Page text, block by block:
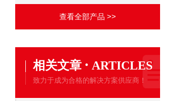
查看全部产品 >>
相关文章 · ARTICLES
致力于成为合格的解决方案供应商！